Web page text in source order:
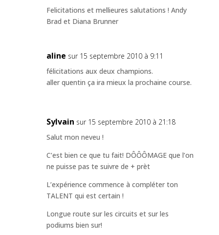
Felicitations et mellieures salutations ! Andy
Brad et Diana Brunner
aline sur 15 septembre 2010 à 9:11
félicitations aux deux champions.
aller quentin ça ira mieux la prochaine course.
Sylvain sur 15 septembre 2010 à 21:18
Salut mon neveu !
C’est bien ce que tu fait! DÔÔÔMAGE que l’on
ne puisse pas te suivre de + prèt
L’expérience commence à compléter ton
TALENT qui est certain !
Longue route sur les circuits et sur les
podiums bien sur!